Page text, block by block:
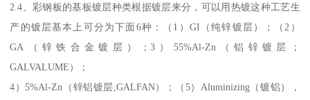
2.4、彩钢板的基板镀层种类根据镀层来分，可以用热镀这种工艺生
产的镀层基本上可分为下面6种：（1）GI（纯锌镀层）；（2）
GA（锌铁合金镀层）；3）55%Al-Zn（铝锌镀层；
GALVALUME）；
4）5%Al-Zn（锌铝镀层,GALFAN）；（5）Aluminizing（镀铝），